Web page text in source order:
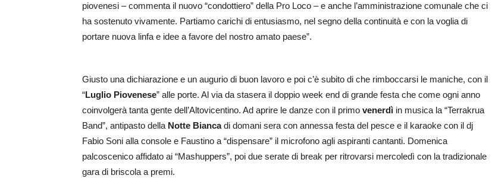
piovenesi – commenta il nuovo “condottiero” della Pro Loco – e anche l’amministrazione comunale che ci
ha sostenuto vivamente. Partiamo carichi di entusiasmo, nel segno della continuità e con la voglia di
portare nuova linfa e idee a favore del nostro amato paese”.
Giusto una dichiarazione e un augurio di buon lavoro e poi c’è subito di che rimboccarsi le maniche, con il
“Luglio Piovenese” alle porte. Al via da stasera il doppio week end di grande festa che come ogni anno
coinvolgerà tanta gente dell’Altovicentino. Ad aprire le danze con il primo venerdì in musica la “Terrakrua
Band”, antipasto della Notte Biancadi domani sera con annessa festa del pesce e il karaoke con il dj
Fabio Soni alla console e Faustino a “dispensare” il microfono agli aspiranti cantanti. Domenica
palcoscenico affidato ai “Mashuppers”, poi due serate di break per ritrovarsi mercoledì con la tradizionale
gara di briscola a premi.